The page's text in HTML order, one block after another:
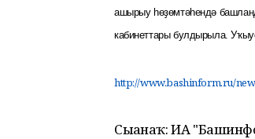
ашырыу һөҙөмтәһендә
кабинеттары булдырыла.
http://www.bashinform.ru/
Сығанаҡ: ИА